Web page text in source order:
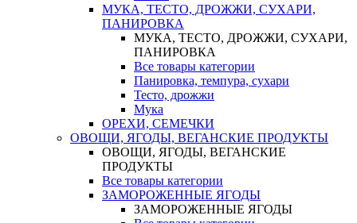
МУКА, ТЕСТО, ДРОЖЖИ, СУХАРИ,
ПАНИРОВКА
МУКА, ТЕСТО, ДРОЖЖИ, СУХАРИ,
ПАНИРОВКА
Все товары категории
Панировка, темпура, сухари
Тесто, дрожжи
Мука
ОРЕХИ, СЕМЕЧКИ
ОВОЩИ, ЯГОДЫ, ВЕГАНСКИЕ ПРОДУКТЫ
ОВОЩИ, ЯГОДЫ, ВЕГАНСКИЕ
ПРОДУКТЫ
Все товары категории
ЗАМОРОЖЕННЫЕ ЯГОДЫ
ЗАМОРОЖЕННЫЕ ЯГОДЫ